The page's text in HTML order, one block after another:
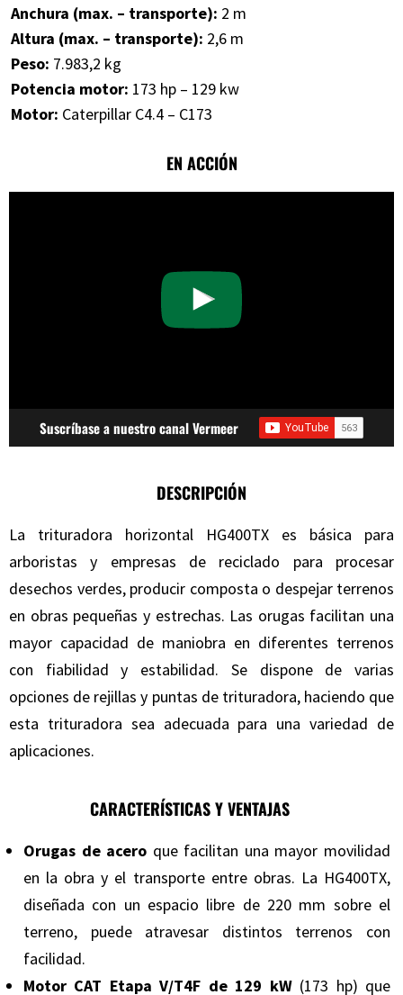
Anchura (max. – transporte): 2 m
Altura (max. – transporte): 2,6 m
Peso: 7.983,2 kg
Potencia motor: 173 hp – 129 kw
Motor: Caterpillar C4.4 – C173
EN ACCIÓN
Suscríbase a nuestro canal Vermeer
DESCRIPCIÓN
La trituradora horizontal HG400TX es básica para
arboristas y empresas de reciclado para procesar
desechos verdes, producir composta o despejar terrenos
en obras pequeñas y estrechas. Las orugas facilitan una
mayor capacidad de maniobra en diferentes terrenos
con fiabilidad y estabilidad. Se dispone de varias
opciones de rejillas y puntas de trituradora, haciendo que
esta trituradora sea adecuada para una variedad de
aplicaciones.
CARACTERÍSTICAS Y VENTAJAS
Orugas de acero que facilitan una mayor movilidad
en la obra y el transporte entre obras. La HG400TX,
diseñada con un espacio libre de 220 mm sobre el
terreno, puede atravesar distintos terrenos con
facilidad.
Motor CAT Etapa V/T4F de 129 kW(173 hp) que